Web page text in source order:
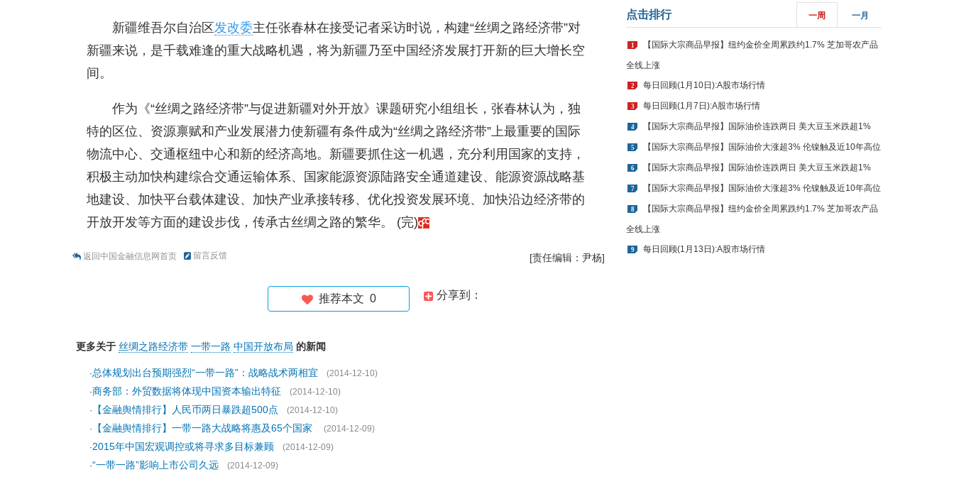
新疆维吾尔自治区发改委主任张春林在接受记者采访时说，构建“丝绸之路经济带”对
新疆来说，是千载难逢的重大战略机遇，将为新疆乃至中国经济发展打开新的巨大增长空
间。
作为《“丝绸之路经济带”与促进新疆对外开放》课题研究小组组长，张春林认为，独
特的区位、资源禀赋和产业发展潜力使新疆有条件成为“丝绸之路经济带”上最重要的国际
物流中心、交通枢纽中心和新的经济高地。新疆要抓住这一机遇，充分利用国家的支持，
积极主动加快构建综合交通运输体系、国家能源资源陆路安全通道建设、能源资源战略基
地建设、加快平台载体建设、加快产业承接转移、优化投资发展环境、加快沿边经济带的
开放开发等方面的建设步伐，传承古丝绸之路的繁华。 (完)
返回中国金融信息网首页 留言反馈 [责任编辑：尹杨]
分享到：
推荐本文 0
更多关于 丝绸之路经济带 一带一路 中国开放布局 的新闻
·总体规划出台预期强烈“一带一路”：战略战术两相宜
(2014-12-10)
·商务部：外贸数据将体现中国资本输出特征
(2014-12-10)
·
【金融舆情排行】人民币两日暴跌超500点
(2014-12-10)
·
【金融舆情排行】一带一路大战略将惠及65个国家
(2014-12-09)
·2015年中国宏观调控或将寻求多目标兼顾
(2014-12-09)
·“一带一路”影响上市公司久远 (2014-12-09)
点击排行 一周 一月
1 【国际大宗商品早报】纽约金价全周累跌约1.7% 芝加哥农产品
全线上涨
2 每日回顾(1月10日):A股市场行情
3 每日回顾(1月7日):A股市场行情
4 【国际大宗商品早报】国际油价连跌两日 美大豆玉米跌超1%
5 【国际大宗商品早报】国际油价大涨超3% 伦镍触及近10年高位
6 【国际大宗商品早报】国际油价连跌两日 美大豆玉米跌超1%
7 【国际大宗商品早报】国际油价大涨超3% 伦镍触及近10年高位
8 【国际大宗商品早报】纽约金价全周累跌约1.7% 芝加哥农产品
全线上涨
9 每日回顾(1月13日):A股市场行情